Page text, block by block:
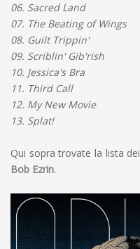
06. Sacred Land
07. The Beating of Wings
08. Guilt Trippin'
09. Scriblin' Gib'rish
10. Jessica's Bra
11. Third Call
12. My New Movie
13. Splat!
Qui sopra trovate la lista
Bob Ezrin.